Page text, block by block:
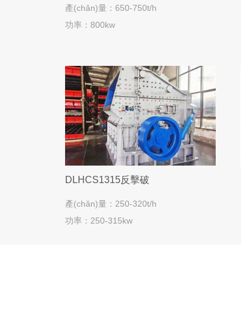
產(chǎn)量：650-750t/h
功率：800kw
DLHCS1315反擊破
產(chǎn)量：250-320t/h
功率：250-315kw